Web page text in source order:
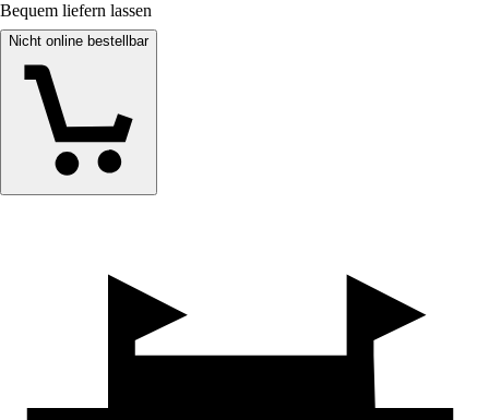
Bequem liefern lassen
Nicht online bestellbar